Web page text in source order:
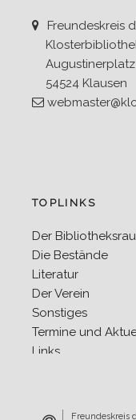
Freundeskreis
Augustinerplatz
54524 Klausen
TOPLINKS
Der
Die Bestände
Literatur
Der Verein
Sonstiges
Termine und
Links
Freundeskreis